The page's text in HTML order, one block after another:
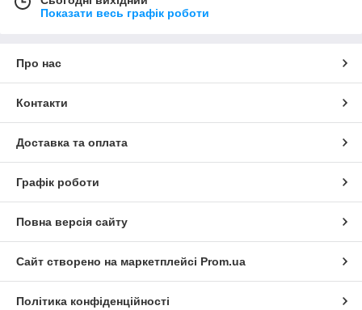
Показати весь графік роботи
Про нас
Контакти
Доставка та оплата
Графік роботи
Повна версія сайту
Сайт створено на маркетплейсі Prom.ua
Політика конфіденційності